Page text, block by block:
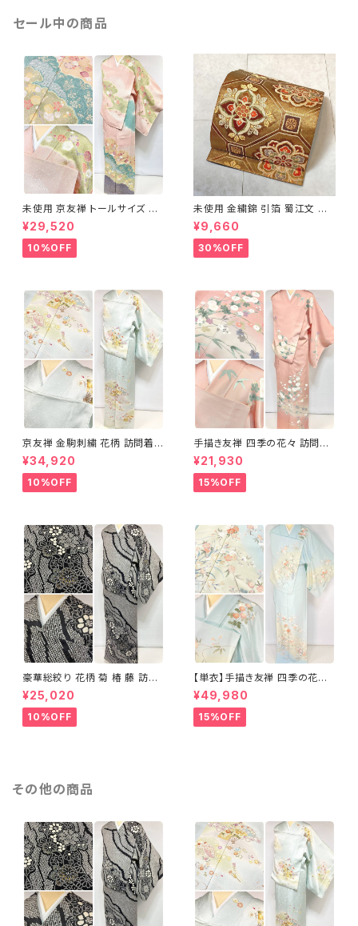
セール中の商品
未使用 京友禅 トールサイズ 染
め分け 金彩 訪問着 袷 正絹 ピ
ンク 黄緑 紫 黄色 1438
¥29,520
10%OFF
未使用 金繍錦 引箔 蜀江文 唐
織 華紋 袋帯 正絹 金糸 ゴール
ド 赤 紫 710
¥9,660
30%OFF
京友禅 金駒刺繍 花柄 訪問着
正絹 水色 黄緑 パステルカラー
アイスグリーン 1433
¥34,920
10%OFF
手描き友禅 四季の花々 訪問着
袷 正絹 サーモンピンク クリー
ム 白 桃花色 1434
¥21,930
15%OFF
豪華総絞り 花柄 菊 椿 藤 訪問
着 鹿の子絞り ラメ 正絹 黒 白
グレー 1435
¥25,020
10%OFF
【単衣】手描き友禅 四季の花々
正絹 訪問着 水色 黄緑 白 パス
テルカラー 1431
¥49,980
15%OFF
その他の商品